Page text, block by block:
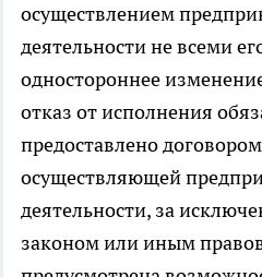
осуществлением
деятельности не всеми
одностороннее
отказ от исполнения
предоставлено
осуществляющей
деятельности, за
законом или иным